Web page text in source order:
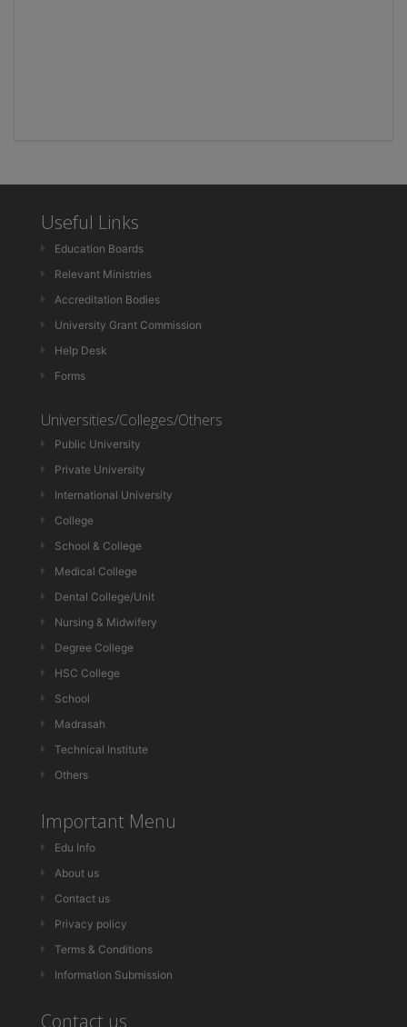
Useful Links
Education Boards
Relevant Ministries
Accreditation Bodies
University Grant Commission
Help Desk
Forms
Universities/Colleges/Others
Public University
Private University
International University
College
School & College
Medical College
Dental College/Unit
Nursing & Midwifery
Degree College
HSC College
School
Madrasah
Technical Institute
Others
Important Menu
Edu Info
About us
Contact us
Privacy policy
Terms & Conditions
Information Submission
Contact us